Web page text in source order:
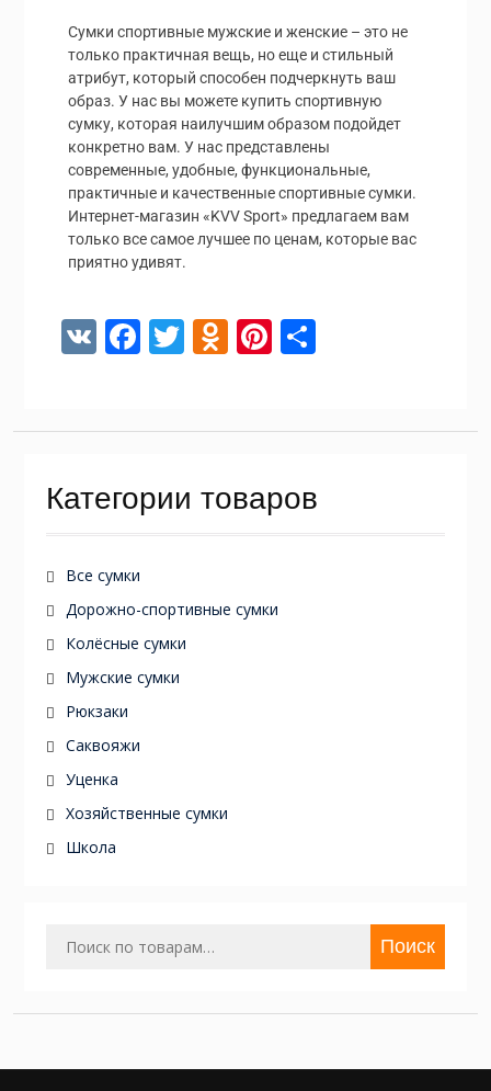
Сумки спортивные мужские и женские – это не
только практичная вещь, но еще и стильный
атрибут, который способен подчеркнуть ваш
образ. У нас вы можете купить спортивную
сумку, которая наилучшим образом подойдет
конкретно вам. У нас представлены
современные, удобные, функциональные,
практичные и качественные спортивные сумки.
Интернет-магазин «KVV Sport» предлагаем вам
только все самое лучшее по ценам, которые вас
приятно удивят.
V F
b
o
T
er
O
o
as
ki
Pi
e
О
р
в
Категории товаров
Все сумки
Дорожно-спортивные сумки
Колёсные сумки
Мужские сумки
Рюкзаки
Саквояжи
Уценка
Хозяйственные сумки
Школа
Поиск